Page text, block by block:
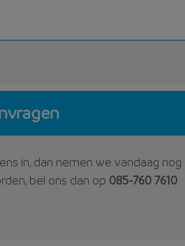
in, dan nemen we vandaag
bel ons dan op 085-760 7610